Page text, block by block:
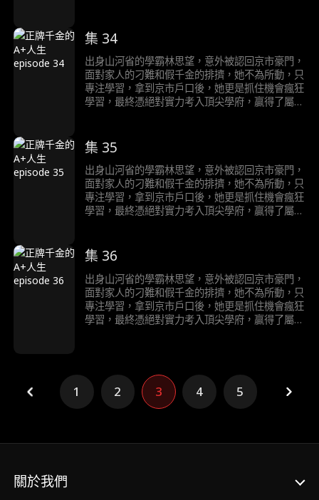
集 34
出身山河省的學霸林思望，意外被認回京市豪門，
面對家人的刁難和假千金的排擠，她不為所動，只
專注學習，拿到京市戶口後，她更是抓住機會瘋狂
學習，最終憑絕對實力考入頂尖學府，贏得了屬於
集 35
出身山河省的學霸林思望，意外被認回京市豪門，
面對家人的刁難和假千金的排擠，她不為所動，只
專注學習，拿到京市戶口後，她更是抓住機會瘋狂
學習，最終憑絕對實力考入頂尖學府，贏得了屬於
集 36
出身山河省的學霸林思望，意外被認回京市豪門，
面對家人的刁難和假千金的排擠，她不為所動，只
專注學習，拿到京市戶口後，她更是抓住機會瘋狂
學習，最終憑絕對實力考入頂尖學府，贏得了屬於
1 2 3 4 5
關於我們